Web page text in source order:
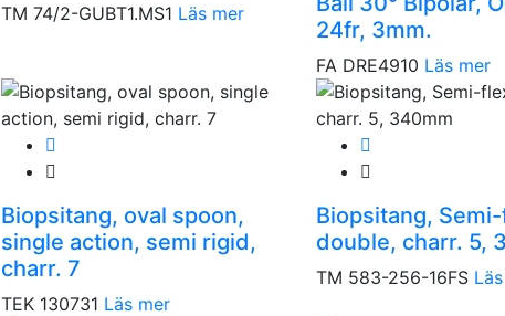
TM 74/2-GUBT1.MS1 Läs mer
24fr, 3mm.
FA DRE4910 Läs mer
Biopsitang, oval spoon,
single action, semi rigid,
charr. 7
TEK 130731 Läs mer
Biopsitang,
double, charr. 5,
TM 583-256-16FS